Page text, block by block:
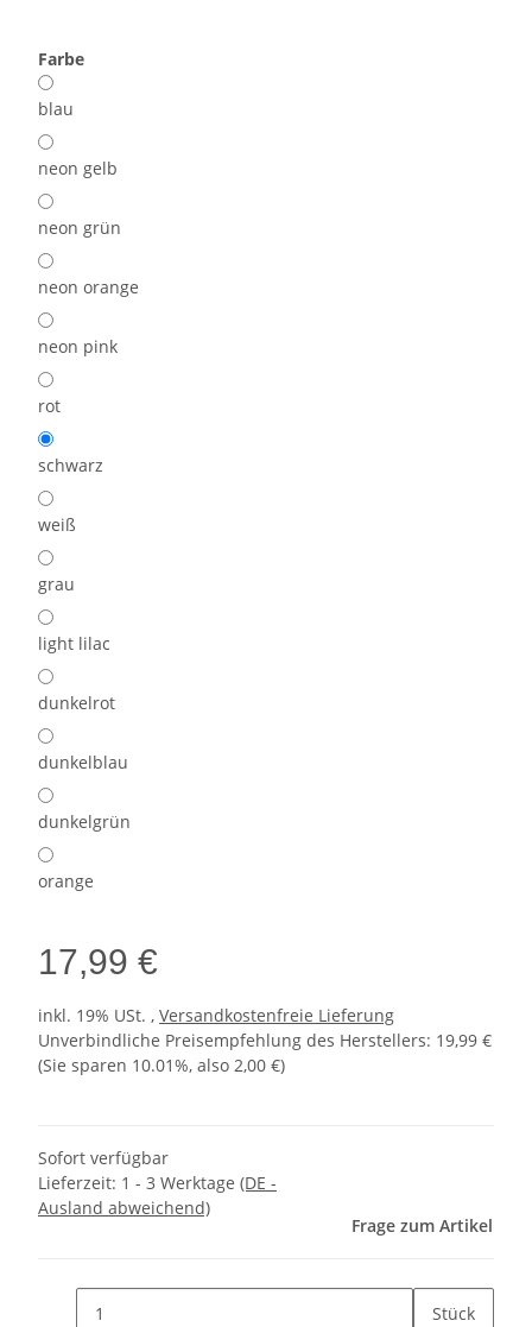
Farbe
blau
neon gelb
neon grün
neon orange
neon pink
rot
schwarz
weiß
grau
light lilac
dunkelrot
dunkelblau
dunkelgrün
orange
17,99 €
inkl. 19% USt. , Versandkostenfreie Lieferung
Unverbindliche Preisempfehlung des Herstellers: 19,99 €
(Sie sparen 10.01%, also 2,00 €)
Sofort verfügbar
Lieferzeit: 1 - 3 Werktage (DE -
Ausland abweichend)
Frage zum Artikel
Stück